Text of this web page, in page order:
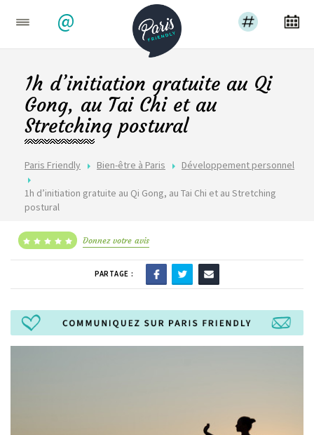
@
Paris Friendly Bien-être à Paris Développement personnel
1h d’initiation gratuite au Qi Gong, au Tai Chi et au Stretching
postural
1h d’initiation gratuite au Qi
Gong, au Tai Chi et au
Stretching postural
Donnez votre avis
PARTAGE :